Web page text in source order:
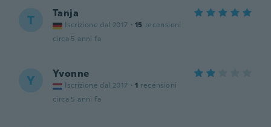
T Tanja
Iscrizione dal 2017 · 15 recensioni
circa 5 anni fa
Y Yvonne
Iscrizione dal 2017 · 1 recensioni
circa 5 anni fa